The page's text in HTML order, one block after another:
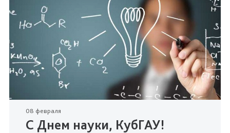
08 февраля
С Днем науки, КубГАУ!